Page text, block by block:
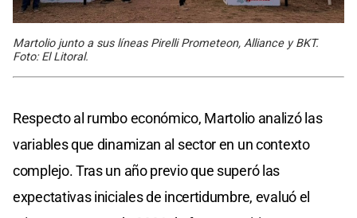
Martolio junto a sus líneas Pirelli Prometeon, Alliance y BKT.
Foto: El Litoral.
Respecto al rumbo económico, Martolio analizó las
variables que dinamizan al sector en un contexto
complejo. Tras un año previo que superó las
expectativas iniciales de incertidumbre, evaluó el